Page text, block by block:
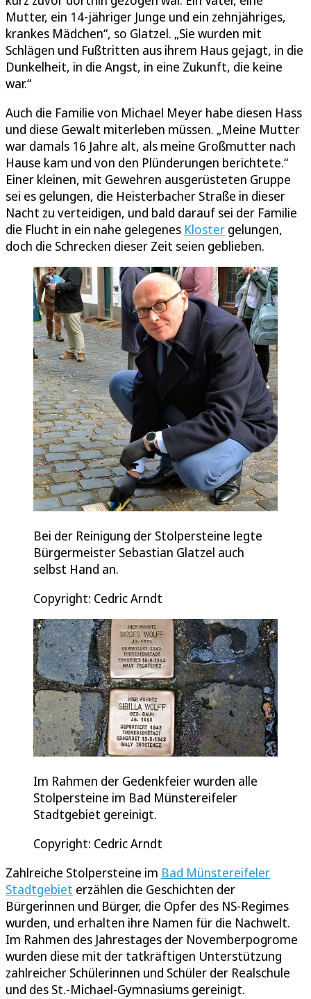
Mutter, ein 14-jähriger Junge und ein zehnjähriges,
krankes Mädchen“, so Glatzel. „Sie wurden mit
Schlägen und Fußtritten aus ihrem Haus gejagt, in die
Dunkelheit, in die Angst, in eine Zukunft, die keine
war.“
Auch die Familie von Michael Meyer habe diesen Hass
und diese Gewalt miterleben müssen. „Meine Mutter
war damals 16 Jahre alt, als meine Großmutter nach
Hause kam und von den Plünderungen berichtete.“
Einer kleinen, mit Gewehren ausgerüsteten Gruppe
sei es gelungen, die Heisterbacher Straße in dieser
Nacht zu verteidigen, und bald darauf sei der Familie
die Flucht in ein nahe gelegenes Kloster gelungen,
doch die Schrecken dieser Zeit seien geblieben.
Bei der Reinigung der Stolpersteine legte
Bürgermeister Sebastian Glatzel auch
selbst Hand an.
Copyright: Cedric Arndt
Im Rahmen der Gedenkfeier wurden alle
Stolpersteine im Bad Münstereifeler
Stadtgebiet gereinigt.
Copyright: Cedric Arndt
Zahlreiche Stolpersteine im Bad Münstereifeler
Stadtgebiet erzählen die Geschichten der
Bürgerinnen und Bürger, die Opfer des NS-Regimes
wurden, und erhalten ihre Namen für die Nachwelt.
Im Rahmen des Jahrestages der Novemberpogrome
wurden diese mit der tatkräftigen Unterstützung
zahlreicher Schülerinnen und Schüler der Realschule
und des St.-Michael-Gymnasiums gereinigt.